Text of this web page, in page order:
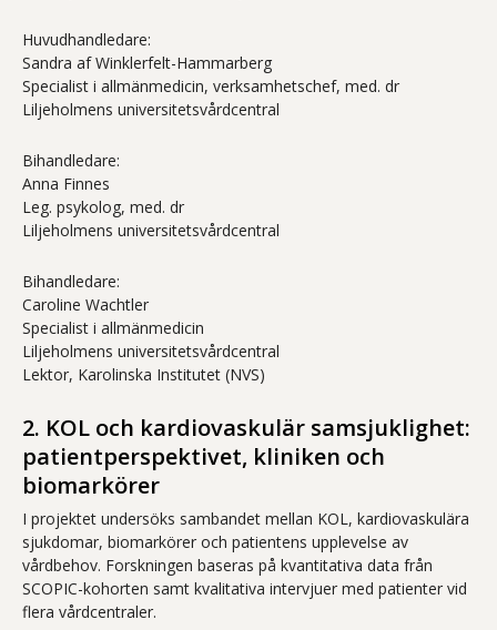
Huvudhandledare:
Sandra af Winklerfelt-Hammarberg
Specialist i allmänmedicin, verksamhetschef, med. dr
Liljeholmens universitetsvårdcentral
Bihandledare:
Anna Finnes
Leg. psykolog, med. dr
Liljeholmens universitetsvårdcentral
Bihandledare:
Caroline Wachtler
Specialist i allmänmedicin
Liljeholmens universitetsvårdcentral
Lektor, Karolinska Institutet (NVS)
2. KOL och kardiovaskulär samsjuklighet:
patientperspektivet, kliniken och
biomarkörer
I projektet undersöks sambandet mellan KOL, kardiovaskulära
sjukdomar, biomarkörer och patientens upplevelse av
vårdbehov. Forskningen baseras på kvantitativa data från
SCOPIC-kohorten samt kvalitativa intervjuer med patienter vid
flera vårdcentraler.